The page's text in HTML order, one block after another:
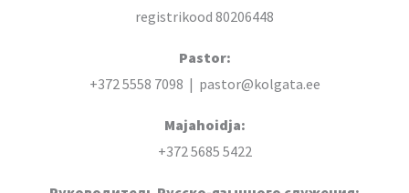
registrikood 80206448
Pastor:
+372 5558 7098 | pastor@kolgata.ee
Majahoidja:
+372 5685 5422